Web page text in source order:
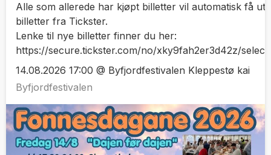
Alle som allerede har kjøpt billetter vil automatisk få
billetter fra Tickster.
Lenke til nye billetter finner du her:
https://secure.tickster.com/no/xky9fah2er3d42z/
14.08.2026 17:00 @ Byfjordfestivalen Kleppestø kai
Byfjordfestivalen